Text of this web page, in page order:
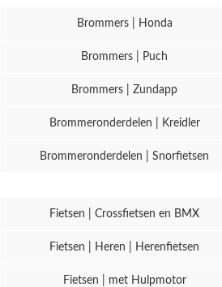
Brommers | Honda
Brommers | Puch
Brommers | Zundapp
Brommeronderdelen | Kreidler
Brommeronderdelen | Snorfietsen
Fietsen | Crossfietsen en BMX
Fietsen | Heren | Herenfietsen
Fietsen | met Hulpmotor